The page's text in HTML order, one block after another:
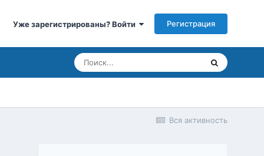
Уже зарегистрированы? Войти Регистрация
Вся активность